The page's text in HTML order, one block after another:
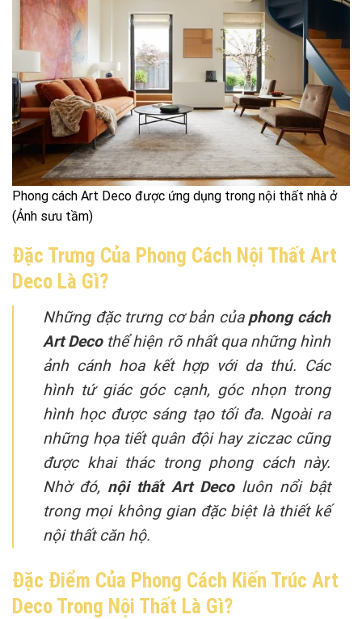
Phong cách Art Deco được ứng dụng trong nội thất nhà ở
(Ảnh sưu tầm)
Đặc Trưng Của Phong Cách Nội Thất Art
Deco Là Gì?
Những đặc trưng cơ bản của phong cách
Art Decothể hiện rõ nhất qua những hình
ảnh cánh hoa kết hợp với da thú. Các
hình tứ giác góc cạnh, góc nhọn trong
hình học được sáng tạo tối đa. Ngoài ra
những họa tiết quân đội hay ziczac cũng
được khai thác trong phong cách này.
Nhờ đó, nội thất Art Decoluôn nổi bật
trong mọi không gian đặc biệt là thiết kế
nội thất căn hộ.
Đặc Điểm Của Phong Cách Kiến Trúc Art
Deco Trong Nội Thất Là Gì?